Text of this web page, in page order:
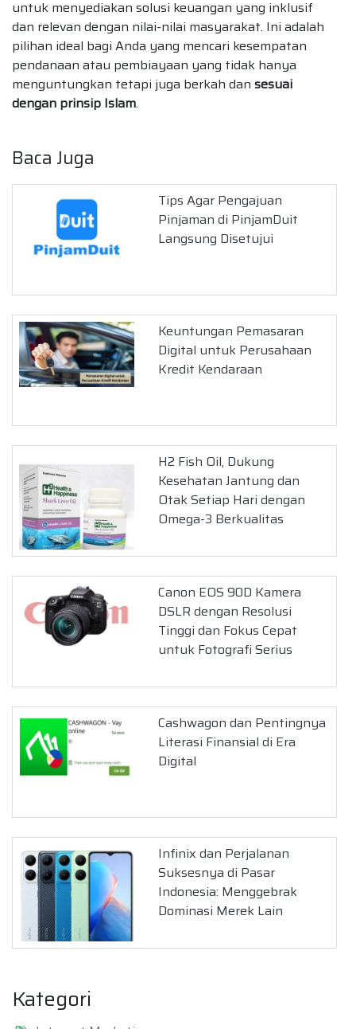
untuk menyediakan solusi keuangan yang inklusif
dan relevan dengan nilai-nilai masyarakat. Ini adalah
pilihan ideal bagi Anda yang mencari kesempatan
pendanaan atau pembiayaan yang tidak hanya
menguntungkan tetapi juga berkah dan sesuai
dengan prinsip Islam.
Baca Juga
Tips Agar Pengajuan
Pinjaman di PinjamDuit
Langsung Disetujui
Keuntungan Pemasaran
Digital untuk Perusahaan
Kredit Kendaraan
H2 Fish Oil, Dukung
Kesehatan Jantung dan
Otak Setiap Hari dengan
Omega-3 Berkualitas
Canon EOS 90D Kamera
DSLR dengan Resolusi
Tinggi dan Fokus Cepat
untuk Fotografi Serius
Cashwagon dan Pentingnya
Literasi Finansial di Era
Digital
Infinix dan Perjalanan
Suksesnya di Pasar
Indonesia: Menggebrak
Dominasi Merek Lain
Kategori